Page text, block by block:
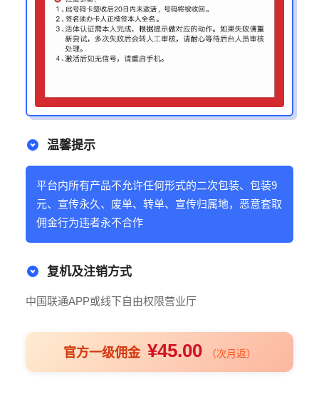
温馨提示
平台内所有产品不允许任何形式的二次包装、包装9
元、宣传永久、废单、转单、宣传归属地，恶意套取
佣金行为违者永不合作
复机及注销方式
中国联通APP或线下自由权限营业厅
官方一级佣金 ¥45.00 （次月返）